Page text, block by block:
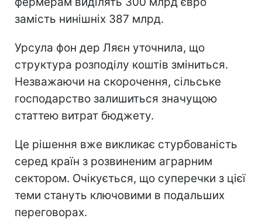
замість нинішніх 387 млрд.
Урсула фон дер Ляєн уточнила, що
структура розподілу коштів зміниться.
Незважаючи на скорочення, сільське
господарство залишиться значущою
статтею витрат бюджету.
Це рішення вже викликає стурбованість
серед країн з розвиненим аграрним
сектором. Очікується, що суперечки з цієї
теми стануть ключовими в подальших
переговорах.